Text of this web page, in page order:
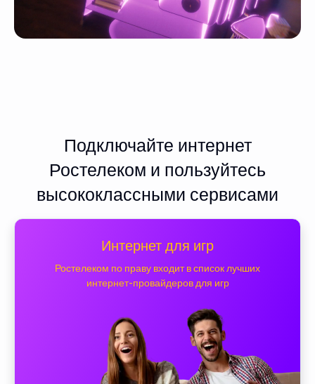
Подключайте интернет
Ростелеком и пользуйтесь
высококлассными сервисами
Интернет для игр
Ростелеком по праву входит в список лучших
интернет-провайдеров для игр